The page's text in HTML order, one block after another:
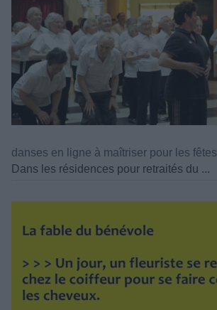
danses en ligne à maîtriser pour les fêtes
Dans les résidences pour retraités du ...